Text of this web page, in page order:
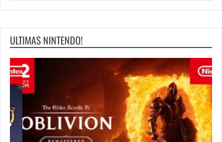
ULTIMAS NINTENDO!